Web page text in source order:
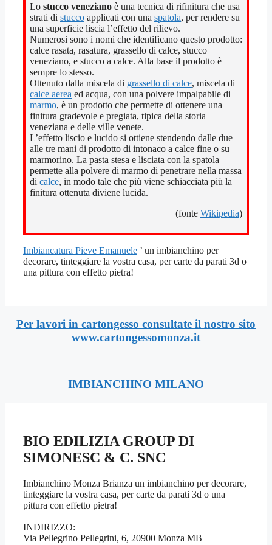
Lo stucco veneziano è una tecnica di rifinitura che usa
strati di stucco applicati con una spatola, per rendere su
una superficie liscia l’effetto del rilievo.
Numerosi sono i nomi che identificano questo prodotto:
calce rasata, rasatura, grassello di calce, stucco
veneziano, e stucco a calce. Alla base il prodotto è
sempre lo stesso.
Ottenuto dalla miscela di grassello di calce, miscela di
calce aerea ed acqua, con una polvere impalpabile di
marmo, è un prodotto che permette di ottenere una
finitura gradevole e pregiata, tipica della storia
veneziana e delle ville venete.
L’effetto liscio e lucido si ottiene stendendo dalle due
alle tre mani di prodotto di intonaco a calce fine o su
marmorino. La pasta stesa e lisciata con la spatola
permette alla polvere di marmo di penetrare nella massa
di calce, in modo tale che più viene schiacciata più la
finitura ottenuta diviene lucida.
(fonte Wikipedia)
Imbiancatura Pieve Emanuele ’ un imbianchino per
decorare, tinteggiare la vostra casa, per carte da parati 3d o
una pittura con effetto pietra!
Per lavori in cartongesso consultate il nostro sito
www.cartongessomonza.it
IMBIANCHINO MILANO
BIO EDILIZIA GROUP DI
SIMONESC & C. SNC
Imbianchino Monza Brianza un imbianchino per decorare,
tinteggiare la vostra casa, per carte da parati 3d o una
pittura con effetto pietra!
INDIRIZZO:
Via Pellegrino Pellegrini, 6, 20900 Monza MB